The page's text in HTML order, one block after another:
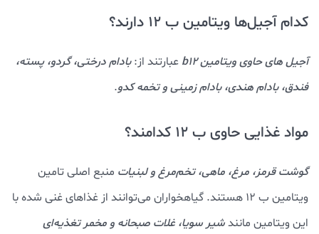
کدام آجیل‌ها ویتامین ب 12 دارند؟
آجیل های حاوی ویتامین b12 عبارتند از:بادام درختی، گردو، پسته،
فندق، بادام هندی، بادام زمینی و تخمه کدو.
مواد غذایی حاوی ب 12 کدامند؟
گوشت قرمز، مرغ، ماهی، تخم‌مرغ و لبنیات منبع اصلی تامین
ویتامین ب 12 هستند. گیاهخواران می‌توانند از غذاهای غنی‌ شده با
این ویتامین مانندشیر سویا، غلات صبحانه و مخمر تغذیه‌ای